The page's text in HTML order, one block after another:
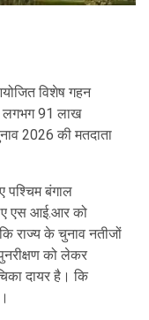
विशेष गहन
लगभग 91 लाख
2026 की मतदाता
पश्चिम बंगाल
एस आई.आर को
राज्य के चुनाव नतीजों
को लेकर
दायर है। कि